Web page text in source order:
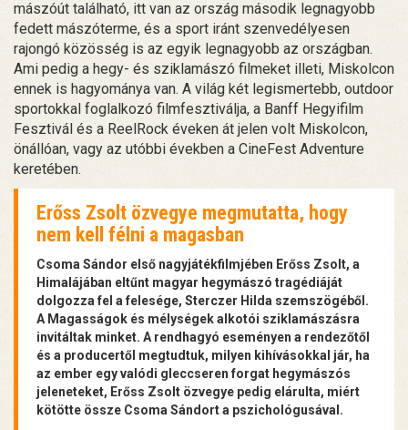
mászóút található, itt van az ország második legnagyobb
fedett mászóterme, és a sport iránt szenvedélyesen
rajongó közösség is az egyik legnagyobb az országban.
Ami pedig a hegy- és sziklamászó filmeket illeti, Miskolcon
ennek is hagyománya van. A világ két legismertebb, outdoor
sportokkal foglalkozó filmfesztiválja, a Banff Hegyifilm
Fesztivál és a ReelRock éveken át jelen volt Miskolcon,
önállóan, vagy az utóbbi években a CineFest Adventure
keretében.
Erőss Zsolt özvegye megmutatta, hogy
nem kell félni a magasban
Csoma Sándor első nagyjátékfilmjében Erőss Zsolt, a
Himalájában eltűnt magyar hegymászó tragédiáját
dolgozza fel a felesége, Sterczer Hilda szemszögéből.
A Magasságok és mélységek alkotói sziklamászásra
invitáltak minket. A rendhagyó eseményen a rendezőtől
és a producertől megtudtuk, milyen kihívásokkal jár, ha
az ember egy valódi gleccseren forgat hegymászós
jeleneteket, Erőss Zsolt özvegye pedig elárulta, miért
kötötte össze Csoma Sándort a pszichológusával.